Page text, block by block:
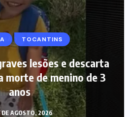
TOCANTINS
lesões e descarta
morte de menino de 3
anos
AGOSTO, 2026
POLÍCIA
podem ter sido
para matar bebê no
diz polícia
AGOSTO, 2026